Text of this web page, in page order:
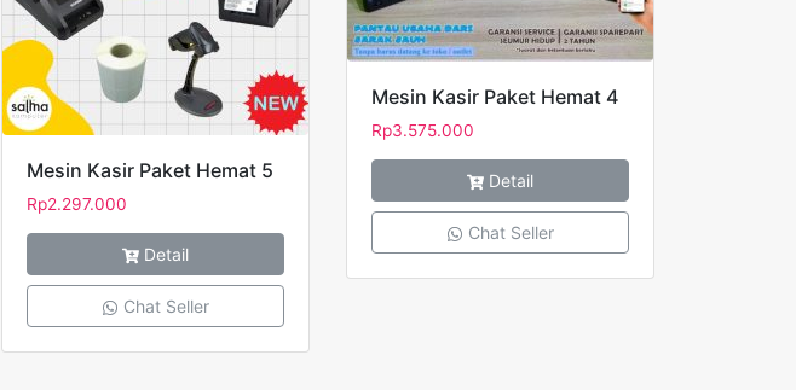
Mesin Kasir Paket Hemat 5
Rp2.297.000
Detail
Chat Seller
Mesin Kasir Paket Hemat 4
Rp3.575.000
Detail
Chat Seller